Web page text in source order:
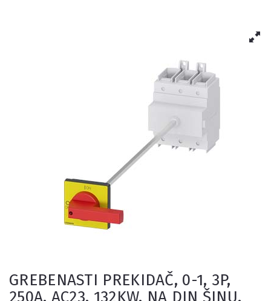
GREBENASTI PREKIDAČ, 0-1, 3P,
250A, AC23, 132KW, NA DIN ŠINU,